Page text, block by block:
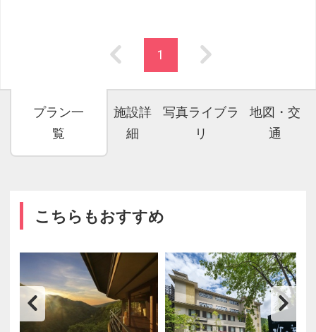
1
プラン一
覧
施設詳
細
写真ライブラ
リ
地図・交
通
こちらもおすすめ